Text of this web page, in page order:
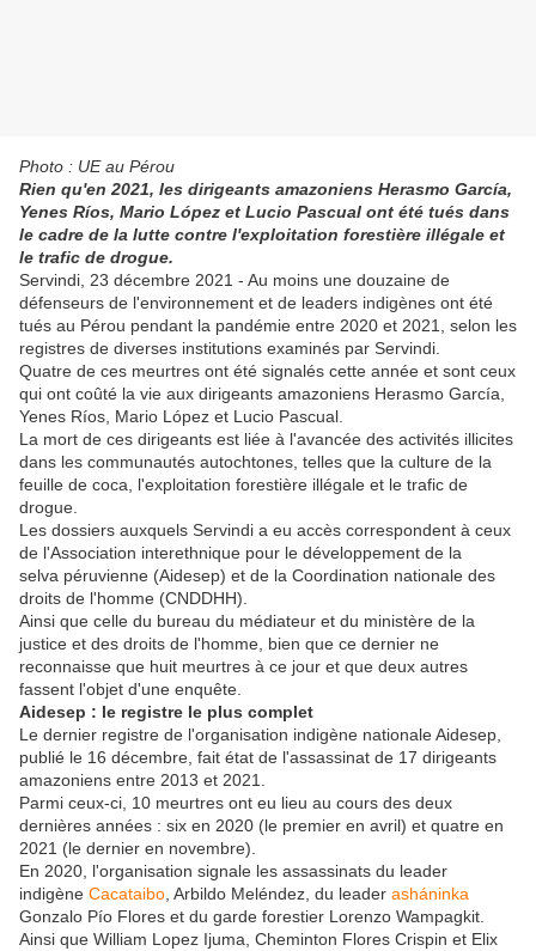
Photo : UE au Pérou
Rien qu'en 2021, les dirigeants amazoniens Herasmo García,
Yenes Ríos, Mario López et Lucio Pascual ont été tués dans
le cadre de la lutte contre l'exploitation forestière illégale et
le trafic de drogue.
Servindi, 23 décembre 2021 - Au moins une douzaine de
défenseurs de l'environnement et de leaders indigènes ont été
tués au Pérou pendant la pandémie entre 2020 et 2021, selon les
registres de diverses institutions examinés par Servindi.
Quatre de ces meurtres ont été signalés cette année et sont ceux
qui ont coûté la vie aux dirigeants amazoniens Herasmo García,
Yenes Ríos, Mario López et Lucio Pascual.
La mort de ces dirigeants est liée à l'avancée des activités illicites
dans les communautés autochtones, telles que la culture de la
feuille de coca, l'exploitation forestière illégale et le trafic de
drogue.
Les dossiers auxquels Servindi a eu accès correspondent à ceux
de l'Association interethnique pour le développement de la
selva péruvienne (Aidesep) et de la Coordination nationale des
droits de l'homme (CNDDHH).
Ainsi que celle du bureau du médiateur et du ministère de la
justice et des droits de l'homme, bien que ce dernier ne
reconnaisse que huit meurtres à ce jour et que deux autres
fassent l'objet d'une enquête.
Aidesep : le registre le plus complet
Le dernier registre de l'organisation indigène nationale Aidesep,
publié le 16 décembre, fait état de l'assassinat de 17 dirigeants
amazoniens entre 2013 et 2021.
Parmi ceux-ci, 10 meurtres ont eu lieu au cours des deux
dernières années : six en 2020 (le premier en avril) et quatre en
2021 (le dernier en novembre).
En 2020, l'organisation signale les assassinats du leader
indigène Cacataibo , Arbildo Meléndez, du leader asháninka
Gonzalo Pío Flores et du garde forestier Lorenzo Wampagkit.
Ainsi que William Lopez Ijuma, Cheminton Flores Crispin et Elix